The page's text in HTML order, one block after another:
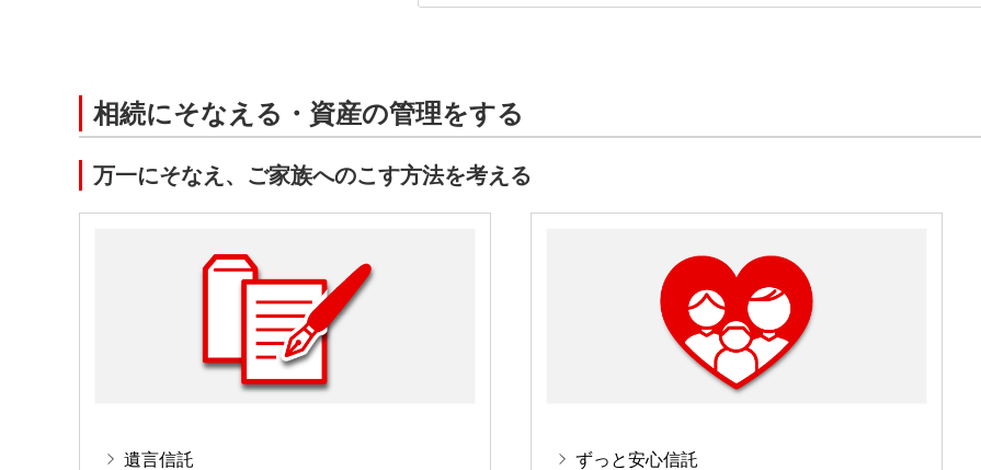
相続にそなえる・資産の管理をする
万一にそなえ、ご家族へのこす方法を考える
遺言信託 ずっと安心信託